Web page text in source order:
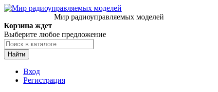
Мир радиоуправляемых моделей
Корзина ждет
Выберите любое предложение
Найти
Вход
Регистрация